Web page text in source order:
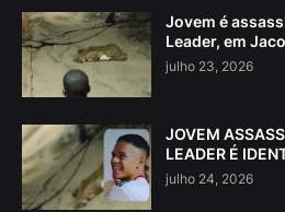
Jovem é
Leader, em
julho 23, 2026
JOVEM
LEADER É
julho 24, 2026